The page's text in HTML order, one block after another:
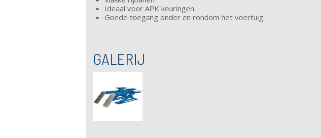
Ideaal voor APK keuringen
Goede toegang onder en rondom het voertuig
GALERIJ